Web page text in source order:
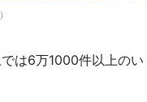
は6万1000件以上のい